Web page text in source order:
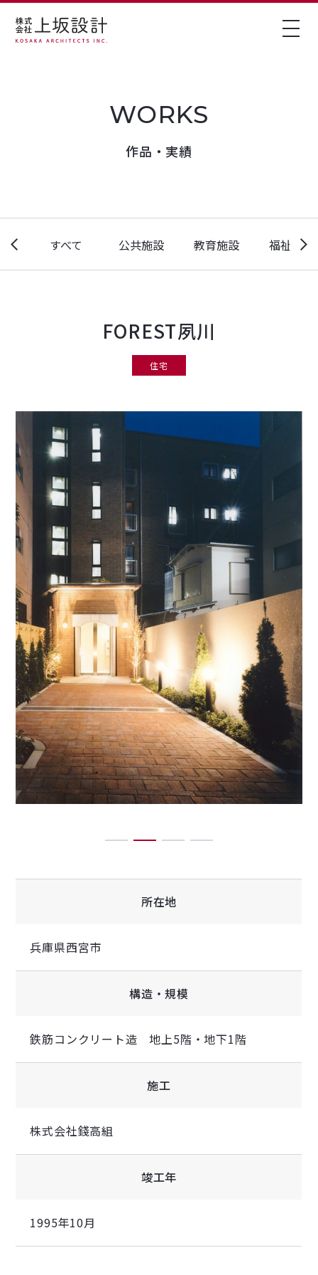
作品・実績
すべて 公共施設 教育施設 福祉施設
FOREST夙川
住宅
所在地
兵庫県西宮市
構造・規模
鉄筋コンクリート造 地上5階・地下1階
施工
株式会社錢高組
竣工年
1995年10月